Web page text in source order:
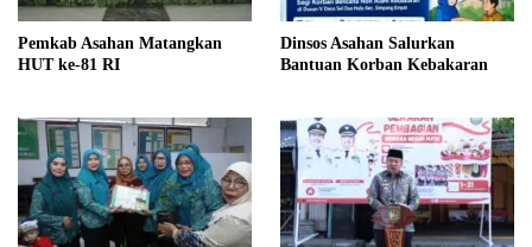
Pemkab Asahan Matangkan
HUT ke-81 RI
Dinsos Asahan Salurkan
Bantuan Korban Kebakaran